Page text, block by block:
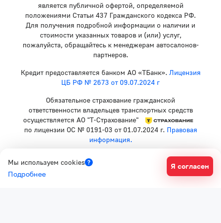
является публичной офертой, определяемой
положениями Статьи 437 Гражданского кодекса РФ.
Для получения подробной информации о наличии и
стоимости указанных товаров и (или) услуг,
пожалуйста, обращайтесь к менеджерам автосалонов-
партнеров.
Кредит предоставляется банком АО «ТБанк». Лицензия
ЦБ РФ № 2673 от 09.07.2024 г
Обязательное страхование гражданской
ответственности владельцев транспортных средств
осуществляется АО "Т-Страхование"
по лицензии ОС № 0191-03 от 01.07.2024 г. Правовая
информация.
Политика конфиденциальности
Согласие на рекламную рассылку
Мы используем cookies
Подробнее
Я согласен